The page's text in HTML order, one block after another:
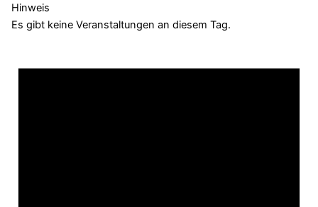
Hinweis
Es gibt keine Veranstaltungen an diesem Tag.